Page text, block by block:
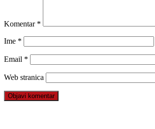
Komentar *
Ime *
Email *
Web stranica